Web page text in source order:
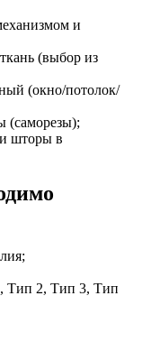
и
(выбор из
(окно/потолок/
(саморезы);
шторы в
Тип 2, Тип 3, Тип